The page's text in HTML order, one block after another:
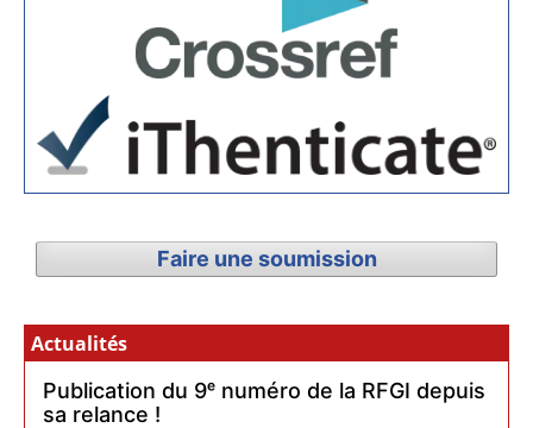
Faire une soumission
Actualités
Publication du 9ᵉ numéro de la RFGI depuis
sa relance !